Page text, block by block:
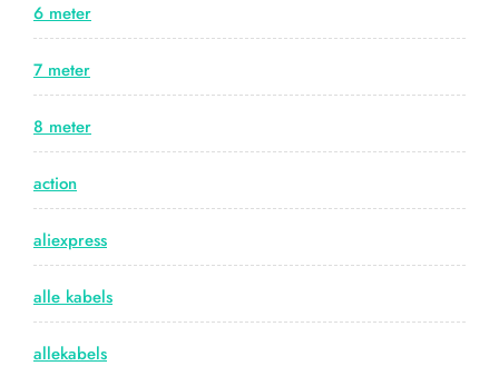
6 meter
7 meter
8 meter
action
aliexpress
alle kabels
allekabels